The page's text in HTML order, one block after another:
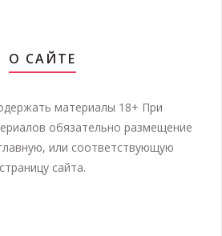
О САЙТЕ
материалы 18+ При
обязательно размещение
или соответствующую
страницу сайта.